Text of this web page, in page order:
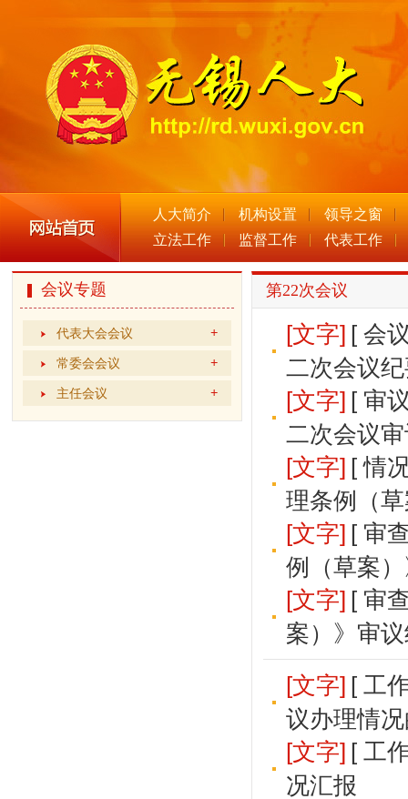
人大简介 机构设置
领导之窗
立法工作
监督工作 代表工作
会议专题
代表大会会议
常委会会议
主任会议
第22次会议
[文字] [ 会
二次会议
[文字] [ 审
二次会议
[文字] [ 情
理条例（
[文字] [ 审
例（草案
[文字] [ 审
案）》审
[文字] [ 工
议办理情
[文字] [ 工
况汇报